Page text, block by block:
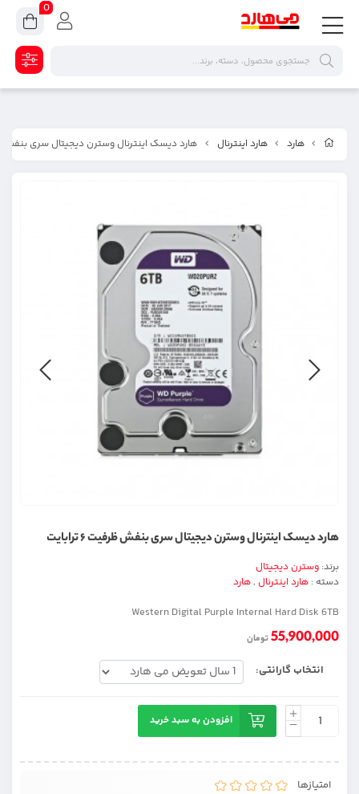
هارد هارد اینترنال هارد دیسک اینترنال وسترن دیجیتال سری بنفش ظرفیت
هارد دیسک اینترنال وسترن دیجیتال سری بنفش ظرفیت ۶ ترابایت
برند: وسترن دیجیتال
دسته : هارد اینترنال ,هارد
Western Digital Purple Internal Hard Disk 6TB
55,900,000تومان
انتخاب گارانتی:
افزودن به سبد خرید
امتیازها
0